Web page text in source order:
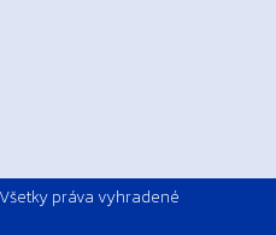
práva vyhradené